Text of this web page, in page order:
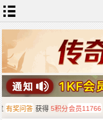
网
站
首
页
单
职
业
传
奇
迷
失
传
奇
神
器
单
职
业